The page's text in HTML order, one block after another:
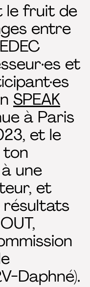
le fruit de
entre
et
SPEAK
à Paris
et le
ton
une
et
résultats
Daphné).